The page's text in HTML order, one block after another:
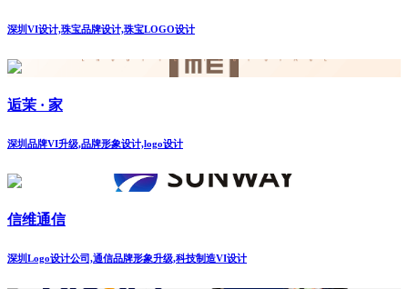
深圳VI设计,珠宝品牌设计,珠宝LOGO设计
逅茉 · 家
深圳品牌VI升级,品牌形象设计,logo设计
信维通信
深圳Logo设计公司,通信品牌形象升级,科技制造VI设计